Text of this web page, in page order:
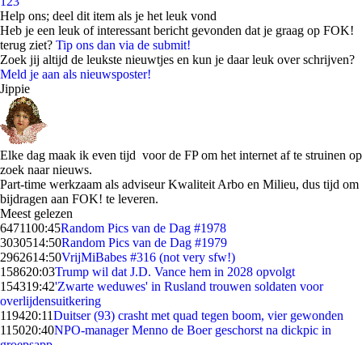
Help ons; deel dit item als je het leuk vond
Heb je een leuk of interessant bericht gevonden dat je graag op FOK!
terug ziet? Tip ons dan via de submit!
Zoek jij altijd de leukste nieuwtjes en kun je daar leuk over schrijven?
Meld je aan als nieuwsposter!
Jippie
Elke dag maak ik even tijd voor de FP om het internet af te struinen op
zoek naar nieuws.
Part-time werkzaam als adviseur Kwaliteit Arbo en Milieu, dus tijd om
bijdragen aan FOK! te leveren.
Meest gelezen
6471100:45Random Pics van de Dag #1978
3030514:50Random Pics van de Dag #1979
2962614:50VrijMiBabes #316 (not very sfw!)
158620:03Trump wil dat J.D. Vance hem in 2028 opvolgt
154319:42'Zwarte weduwes' in Rusland trouwen soldaten voor
overlijdensuitkering
119420:11Duitser (93) crasht met quad tegen boom, vier gewonden
115020:40NPO-manager Menno de Boer geschorst na dickpic in